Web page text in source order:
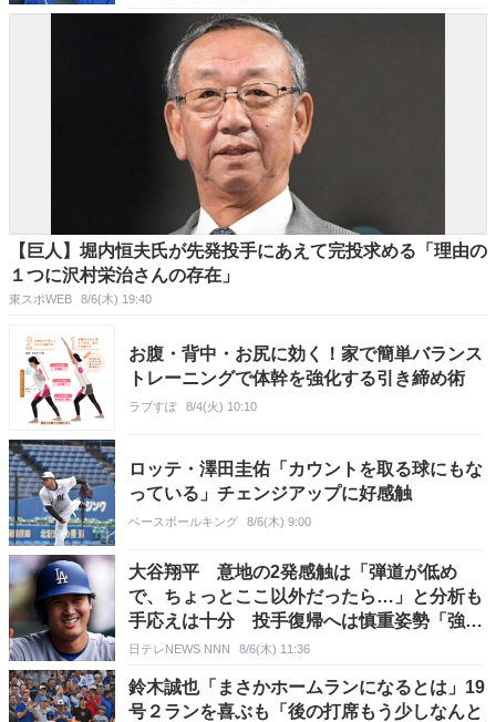
【巨人】堀内恒夫氏が先発投手にあえて完投求める「理由の
１つに沢村栄治さんの存在」
東スポWEB 8/6(木) 19:40
お腹・背中・お尻に効く！家で簡単バランス
トレーニングで体幹を強化する引き締め術
ラブすぽ 8/4(火) 10:10
ロッテ・澤田圭佑「カウントを取る球にもな
っている」チェンジアップに好感触
ベースボールキング 8/6(木) 9:00
大谷翔平 意地の2発感触は「弾道が低め
で、ちょっとここ以外だったら…」と分析も
手応えは十分 投手復帰へは慎重姿勢「強度
上げて、後退するのが一番よくない」
日テレNEWS NNN 8/6(木) 11:36
鈴木誠也「まさかホームランになるとは」19
号２ランを喜ぶも「後の打席もう少しなんと